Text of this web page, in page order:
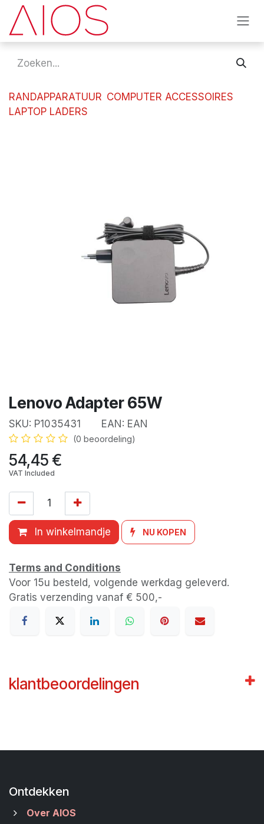
Overslaan naar inhoud
RANDAPPARATUUR COMPUTER ACCESSOIRES
LAPTOP LADERS
Lenovo Adapter 65W
SKU: P1035431 EAN: EAN
(0 beoordeling)
54,45€
VAT Included
In winkelmandje NU KOPEN
Terms and Conditions
Voor 15u besteld, volgende werkdag geleverd.
Gratis verzending vanaf € 500,-
klantbeoordelingen
Ontdekken
Over AIOS